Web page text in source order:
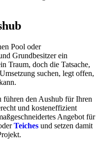
Pool oder
Grundbesitzer ein
Traum, doch die Tatsache,
suchen, legt offen,
führen den Aushub für Ihren
und kosteneffizient
Angebot für
Teiches und setzen damit